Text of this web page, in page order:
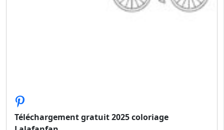
Téléchargement gratuit 2025 coloriage